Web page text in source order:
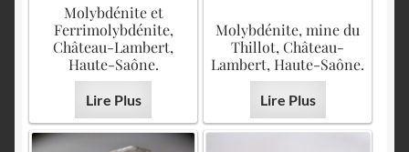
Molybdénite et
Ferrimolybdénite,
Château-Lambert,
Haute-Saône.
Lire Plus
Molybdénite, mine du
Thillot, Château-
Lambert, Haute-Saône.
Lire Plus